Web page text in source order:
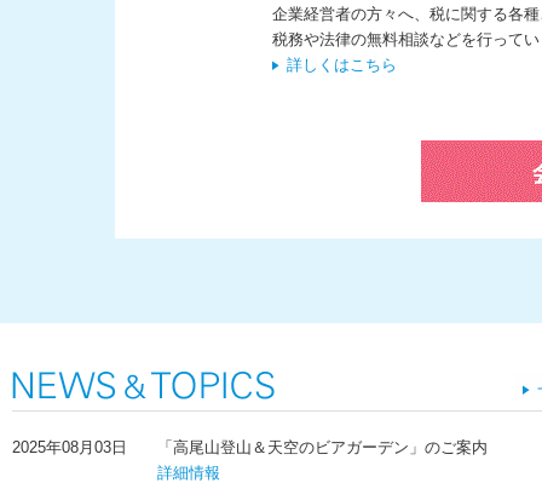
企業経営者の方々へ、税に関する各
税務や法律の無料相談などを行って
詳しくはこちら
2025年08月03日
「高尾山登山＆天空のビアガーデン」のご案内
詳細情報